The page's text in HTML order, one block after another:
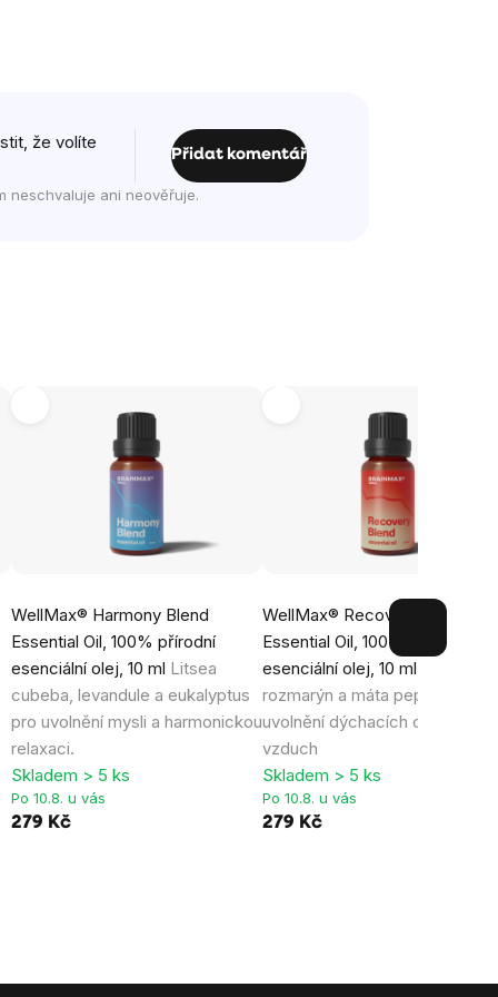
že volíte
Přidat komentář
neschvaluje ani neověřuje.
WellMax® Harmony Blend
Essential Oil, 100% přírodní
esenciální olej, 10 ml Litsea
cubeba, levandule a eukalyptus
pro uvolnění mysli a harmonickou
relaxaci.
Skladem > 5 ks
Po 10.8. u vás
279 Kč
WellMax® Recovery Blend
Essential Oil, 100% přírodní
esenciální olej, 10 ml
rozmarýn a máta peprná pro
uvolnění dýchacích cest a
vzduch
Skladem > 5 ks
Po 10.8. u vás
279 Kč